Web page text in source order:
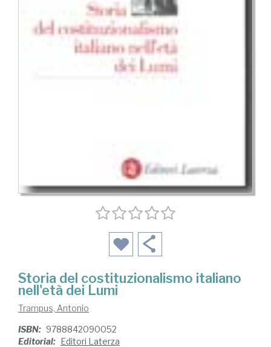
Storia del costituzionalismo italiano
nell'età dei Lumi
Trampus, Antonio
ISBN: 9788842090052
Editorial: Editori Laterza